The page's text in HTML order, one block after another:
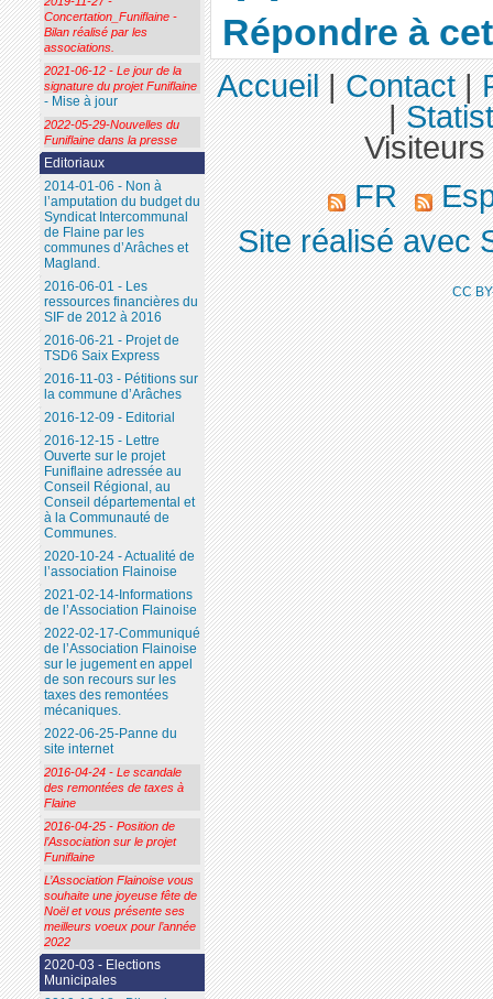
Répondre à
Concertation_Funiflaine -
Bilan réalisé par les
associations.
2021-06-12 - Le jour de la
signature du projet Funiflaine
- Mise à jour
2022-05-29-Nouvelles du
Funiflaine dans la presse
Editoriaux
2014-01-06 - Non à
l’amputation du budget du
Syndicat Intercommunal
de Flaine par les
communes d’Arâches et
Magland.
2016-06-01 - Les
ressources financières du
SIF de 2012 à 2016
2016-06-21 - Projet de
TSD6 Saix Express
2016-11-03 - Pétitions sur
la commune d’Arâches
2016-12-09 - Editorial
2016-12-15 - Lettre
Ouverte sur le projet
Funiflaine adressée au
Conseil Régional, au
Conseil départemental et
à la Communauté de
Communes.
2020-10-24 - Actualité de
l’association Flainoise
2021-02-14-Informations
de l’Association Flainoise
2022-02-17-Communiqué
de l’Association Flainoise
sur le jugement en appel
de son recours sur les
taxes des remontées
mécaniques.
2022-06-25-Panne du
site internet
2016-04-24 - Le scandale
des remontées de taxes à
Flaine
2016-04-25 - Position de
l’Association sur le projet
Funiflaine
L’Association Flainoise vous
souhaite une joyeuse fête de
Noël et vous présente ses
meilleurs voeux pour l’année
2022
2020-03 - Elections
Municipales
Accueil|Contact|
|
FR
Site réalisé avec
CC